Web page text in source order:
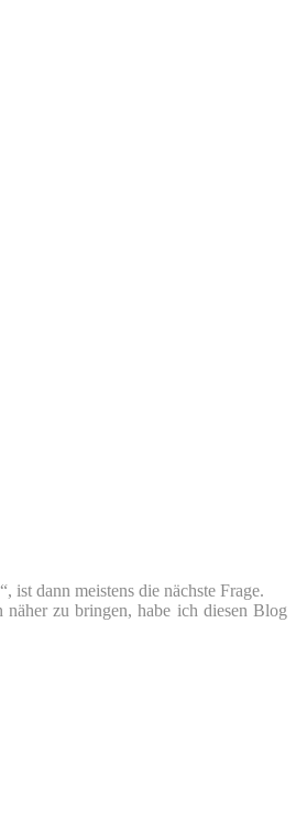
dann meistens die nächste Frage.
zu bringen, habe ich diesen Blog